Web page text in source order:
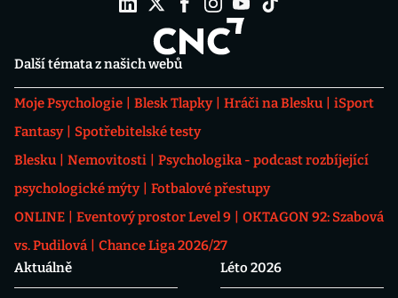
Další témata z našich webů
Moje Psychologie Blesk Tlapky Hráči na Blesku
iSport
Fantasy
Spotřebitelské testy
Blesku
Nemovitosti
Psychologika - podcast rozbíjející
psychologické mýty
Fotbalové přestupy
ONLINE
Eventový prostor Level 9
OKTAGON 92: Szabová
vs. Pudilová
Chance Liga 2026/27
Aktuálně
Léto 2026